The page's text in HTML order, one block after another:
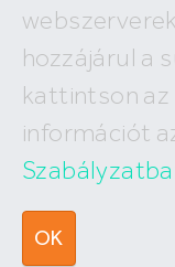
hozzájárul a
kattintson az
információt
OK
I. kerület
III. kerület
XI. kerület
XXII. kerület
Eladó
találat,
12